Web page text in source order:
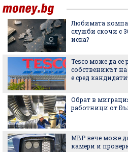
Любимата
служби скочи с
иска?
Tesco може да се
собственикът
е сред
Обрат в
работници от
МВР вече може
камери и